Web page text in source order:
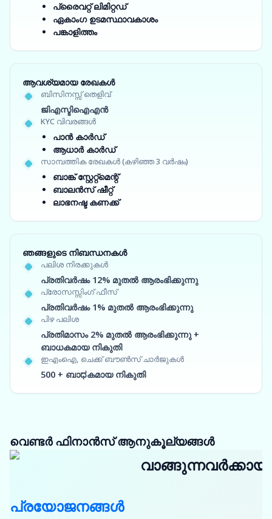
പ്രൈവറ്റ് ലിമിറ്റഡ്
ഏകാംഗ ഉടമസ്ഥാവകാശം
പങ്കാളിത്തം
ആവശ്യമായ രേഖകൾ
ബിസിനസ്സ് തെളിവ്
ജിഎസ്ടിഐഎൻ
KYC വിവരങ്ങൾ
പാൻ കാർഡ്
ആധാർ കാർഡ്
സാമ്പത്തിക രേഖകൾ (കഴിഞ്ഞ 3 വർഷം)
ബാങ്ക് സ്റ്റേറ്റ്‌മെന്റ്
ബാലൻസ് ഷീറ്റ്
ലാഭനഷ്ട കണക്ക്
ഞങ്ങളുടെ നിബന്ധനകൾ
പലിശ നിരക്കുകൾ
പ്രതിവർഷം 12% മുതൽ ആരംഭിക്കുന്നു
പ്രോസസ്സിംഗ് ഫീസ്
പ്രതിവർഷം 1% മുതൽ ആരംഭിക്കുന്നു
പിഴ പലിശ
പ്രതിമാസം 2% മുതൽ ആരംഭിക്കുന്നു +
ബാധകമായ നികുതി
ഇഎംഐ, ചെക്ക് ബൗൺസ് ചാർജുകൾ
500 + ബാಧകമായ നികുതി
വെണ്ടർ ഫിനാൻസ് ആനുകൂല്യങ്ങൾ
വാങ്ങുന്നവർക്കായി
പ്രയോജനങ്ങൾ